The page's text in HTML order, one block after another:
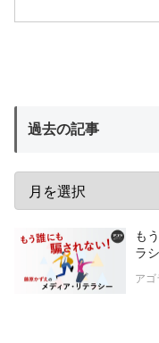
過去の記事
も
ラ
アゴ